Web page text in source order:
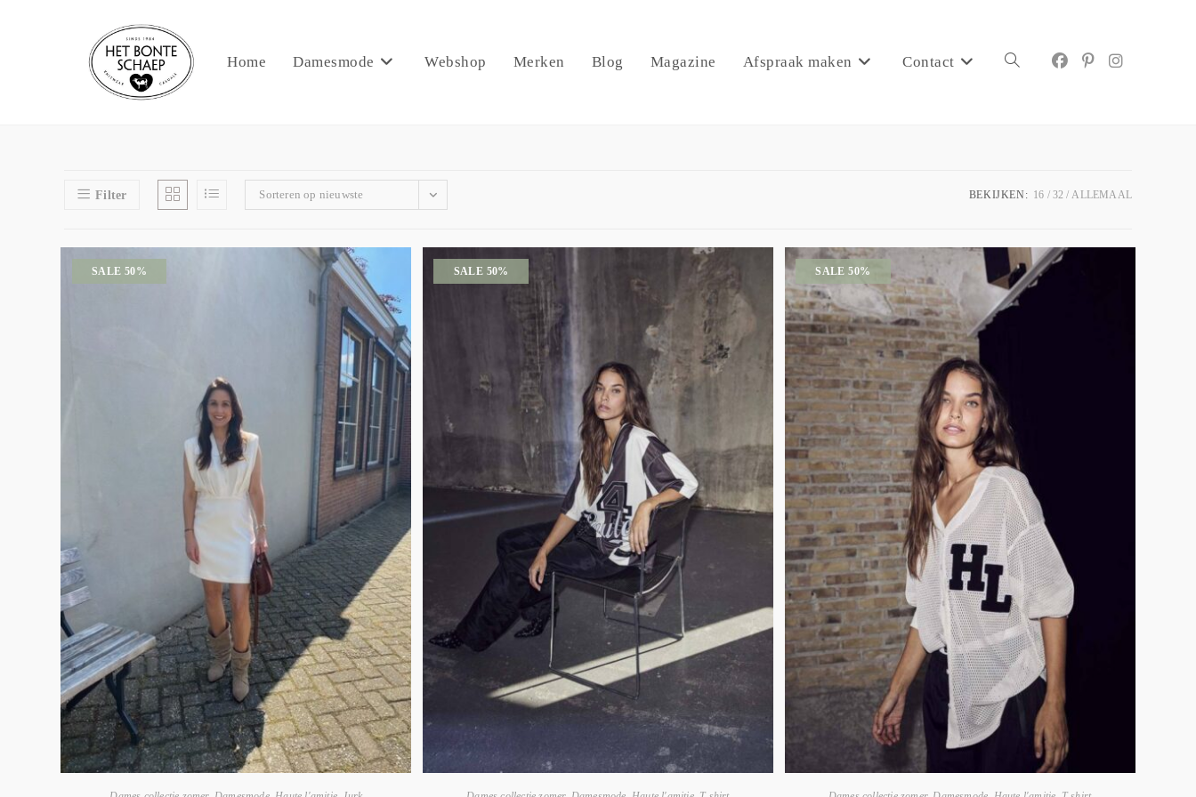
Home Damesmode Webshop Merken Blog Magazine Afspraak maken Contact
Filter Sorteren op nieuwste BEKIJKEN: 16 32 ALLEMAAL
SALE 50% SALE 50% SALE 50%